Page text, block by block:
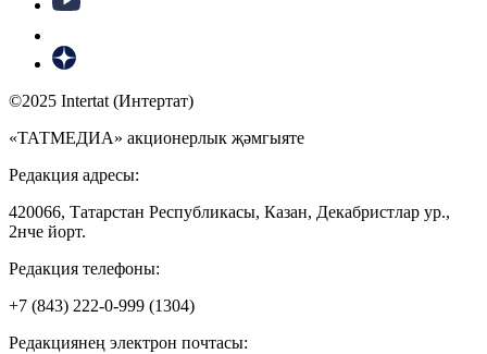
©2025 Intertat (Интертат)
«ТАТМЕДИА» акционерлык җәмгыяте
Редакция адресы:
420066, Татарстан Республикасы, Казан, Декабристлар ур.,
2нче йорт.
Редакция телефоны:
+7 (843) 222-0-999 (1304)
Редакциянең электрон почтасы: